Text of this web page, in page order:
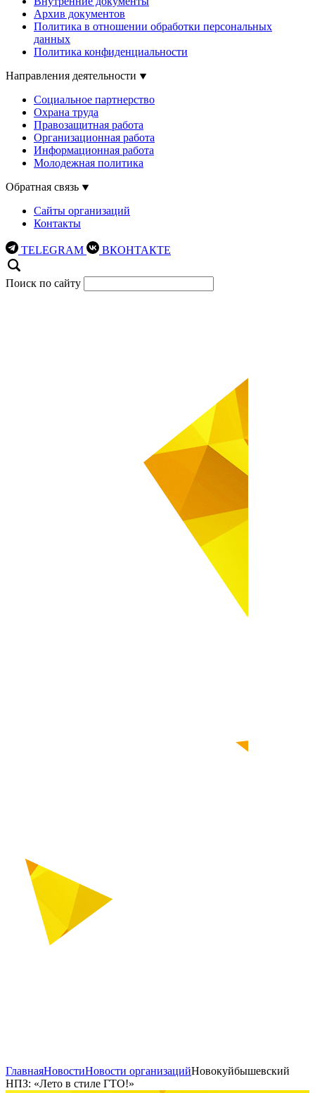
Архив документов
Политика в отношении обработки персональных
данных
Политика конфиденциальности
Направления деятельности
Социальное партнерство
Охрана труда
Правозащитная работа
Организационная работа
Информационная работа
Молодежная политика
Обратная связь
Сайты организаций
Контакты
TELEGRAM ВКОНТАКТЕ
Поиск по сайту
ГлавнаяНовостиНовости организацийНовокуйбышевский
НПЗ: «Лето в стиле ГТО!»